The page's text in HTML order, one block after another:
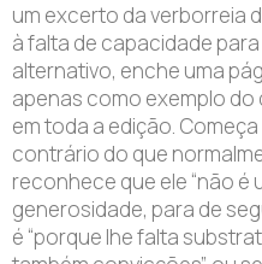
um excerto da verborreia
à falta de capacidade
alternativo, enche uma
apenas como exemplo
em toda a edição.
contrário do que
reconhece que ele “não é
generosidade, para de
é “porque lhe falta